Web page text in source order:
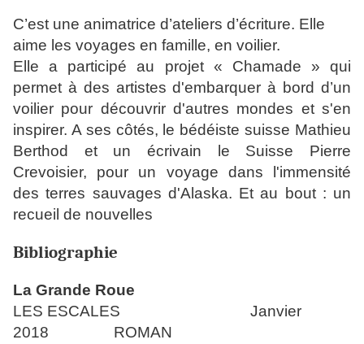
C’est une animatrice d’ateliers d’écriture. Elle
aime les voyages en famille, en voilier.
Elle a participé au projet « Chamade » qui
permet à des artistes d'embarquer à bord d’un
voilier pour découvrir d'autres mondes et s'en
inspirer. A ses côtés, le bédéiste suisse Mathieu
Berthod et un écrivain le Suisse Pierre
Crevoisier, pour un voyage dans l'immensité
des terres sauvages d'Alaska. Et au bout : un
recueil de nouvelles
Bibliographie
La Grande Roue
LES ESCALES Janvier
2018 ROMAN